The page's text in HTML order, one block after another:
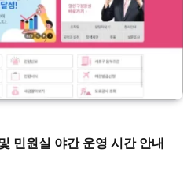
민원실 야간 운영 시간 안내